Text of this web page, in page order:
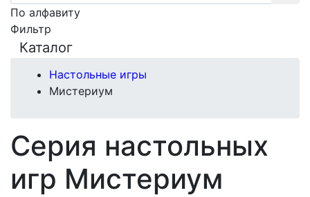
По алфавиту
Фильтр
Каталог
Настольные игры
Мистериум
Серия настольных
игр Мистериум